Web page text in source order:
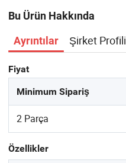
Bu Ürün Hakkında
Ayrıntılar Şirket Profili
Fiyat
Minimum Sipariş
2 Parça
Özellikler